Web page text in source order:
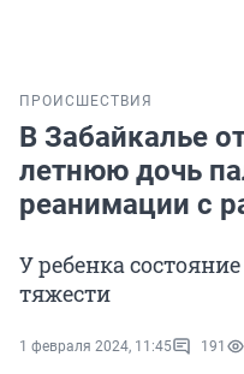
ПРОИСШЕСТВИЯ
В Забайкалье
летнюю дочь
реанимации с
У ребенка
тяжести
1 февраля 2024, 11:45 191